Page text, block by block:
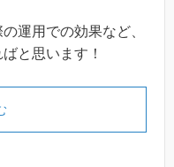
運用での効果など、
と思います！